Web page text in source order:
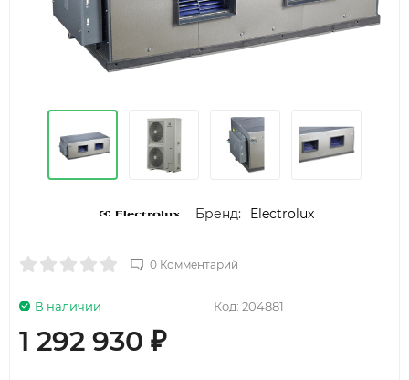
Бренд: Electrolux
0 Комментарий
Код: 204881
В наличии
1 292 930 ₽